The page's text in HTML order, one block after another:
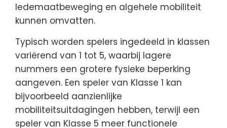
ledemaatbeweging en algehele mobiliteit
kunnen omvatten.
Typisch worden spelers ingedeeld in klassen
variërend van 1 tot 5, waarbij lagere
nummers een grotere fysieke beperking
aangeven. Een speler van Klasse 1 kan
bijvoorbeeld aanzienlijke
mobiliteitsuitdagingen hebben, terwijl een
speler van Klasse 5 meer functionele